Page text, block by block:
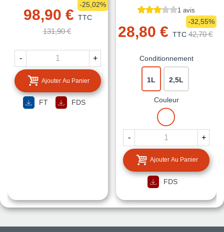
98,90 € TTC
131,90 €
-25,02%
- +
Ajouter Au Panier
FT FDS
1 avis
28,80 € TTC 42,70 €
-32,55%
Conditionnement
1L 2,5L
Couleur
BLANC
- +
Ajouter Au Panier
FDS